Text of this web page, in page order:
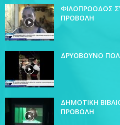
ΦΙΛΟΠΡΟΟΔΟΣ
ΠΡΟΒΟΛΗ
ΔΡΥΟΒΟΥΝΟ
ΔΗΜΟΤΙΚΗ
ΠΡΟΒΟΛΗ